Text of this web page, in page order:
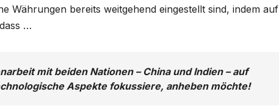
Währungen bereits weitgehend eingestellt sind, indem auf
…
mit beiden Nationen – China und Indien – auf
Aspekte fokussiere, anheben möchte!